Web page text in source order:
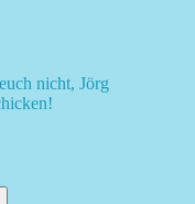
nicht, Jörg